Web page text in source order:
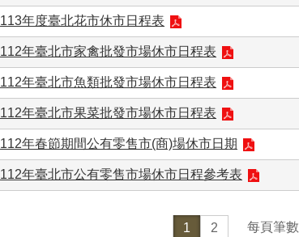
113年度臺北花市休市日程表
112年臺北市家禽批發市場休市日程表
112年臺北市魚類批發市場休市日程表
112年臺北市果菜批發市場休市日程表
112年春節期間公有零售市(商)場休市日期
112年臺北市公有零售市場休市日程參考表
1 2 每頁筆數